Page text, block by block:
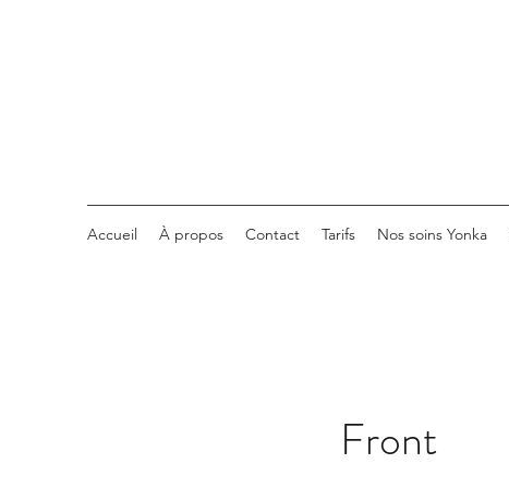
Accueil À propos Contact Tarifs Nos soins Yonka
Front